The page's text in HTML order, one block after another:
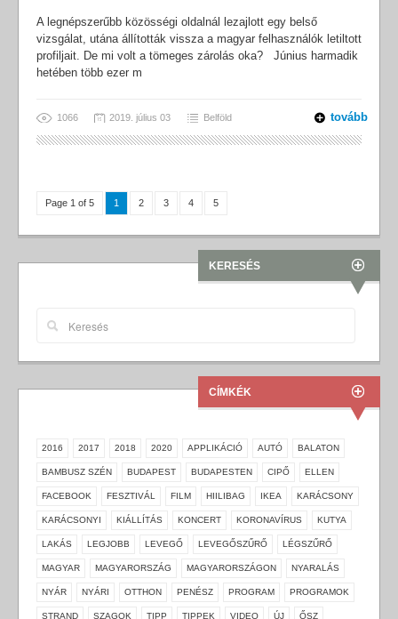
A legnépszerűbb közösségi oldalnál lezajlott egy belső
vizsgálat, utána állították vissza a magyar felhasználók letiltott
profiljait. De mi volt a tömeges zárolás oka? Június harmadik
hetében több ezer m
1066 2019. július 03 Belföld tovább
Page 1 of 5 1 2 3 4 5
KERESÉS
CÍMKÉK
2016 2017 2018 2020 APPLIKÁCIÓ AUTÓ BALATON
BAMBUSZ SZÉN BUDAPEST BUDAPESTEN CIPŐ ELLEN
FACEBOOK FESZTIVÁL FILM HIILIBAG IKEA KARÁCSONY
KARÁCSONYI KIÁLLÍTÁS KONCERT KORONAVÍRUS KUTYA
LAKÁS LEGJOBB LEVEGŐ LEVEGŐSZŰRŐ LÉGSZŰRŐ
MAGYAR MAGYARORSZÁG MAGYARORSZÁGON NYARALÁS
NYÁR NYÁRI OTTHON PENÉSZ PROGRAM PROGRAMOK
STRAND SZAGOK TIPP TIPPEK VIDEO ÚJ ŐSZ